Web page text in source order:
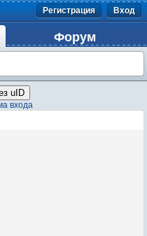
Регистрация Вход
Форум
uID
входа